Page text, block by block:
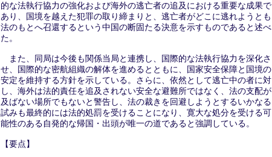
的な法執行協力の強化および海外の逃亡者の追及における重要な成果で
あり、国境を越えた犯罪の取り締まりと、逃亡者がどこに逃れようとも
法のもとへ召還するという中国の断固たる決意を示すものであると述べ
た。
また、同局は今後も関係当局と連携し、国際的な法執行協力を深化さ
せ、国際的な密航組織の解体を進めるとともに、国家安全保障と国境の
安定を維持する方針を示している。さらに、依然として逃亡中の者に対
し、海外は法的責任を追及されない安全な避難所ではなく、法の支配が
及ばない場所でもないと警告し、法の裁きを回避しようとするいかなる
試みも最終的には法的処罰を受けることになり、寛大な処分を受ける可
能性のある自発的な帰国・出頭が唯一の道であると強調している。
【要点】